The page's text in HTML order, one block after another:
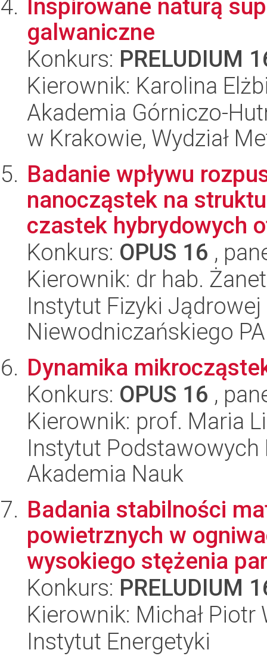
Inspirowane naturą
galwaniczne
Konkurs: PRELUDIUM
Kierownik: Karolina
Akademia Górniczo-
w Krakowie, Wydział
Badanie wpływu
nanocząstek na
czastek hybrydowych
Konkurs: OPUS 16 ,
Kierownik: dr hab.
Instytut Fizyki
Niewodniczańskiego
Dynamika
Konkurs: OPUS 16 ,
Kierownik: prof. Maria
Instytut
Akademia Nauk
Badania stabilności
powietrznych w
wysokiego stężenia
Konkurs: PRELUDIUM
Kierownik: Michał Piotr
Instytut Energetyki